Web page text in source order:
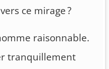
ce mirage ?
raisonnable.
tranquillement